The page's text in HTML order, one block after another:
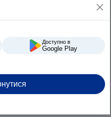
Доступно в
Google Play